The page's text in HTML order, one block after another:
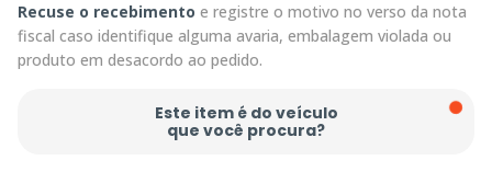
Recuse o recebimento e registre o motivo no verso da nota
fiscal caso identifique alguma avaria, embalagem violada ou
produto em desacordo ao pedido.
Este item é do veículo
que você procura?